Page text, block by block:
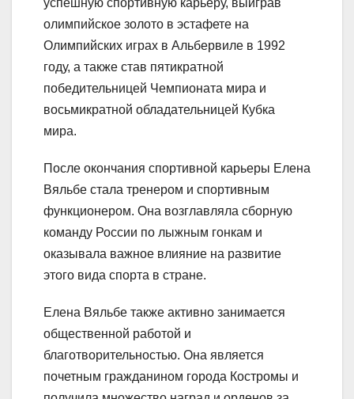
олимпийское золото в эстафете на
Олимпийских играх в Альбервиле в 1992
году, а также став пятикратной
победительницей Чемпионата мира и
восьмикратной обладательницей Кубка
мира.
После окончания спортивной карьеры Елена
Вяльбе стала тренером и спортивным
функционером. Она возглавляла сборную
команду России по лыжным гонкам и
оказывала важное влияние на развитие
этого вида спорта в стране.
Елена Вяльбе также активно занимается
общественной работой и
благотворительностью. Она является
почетным гражданином города Костромы и